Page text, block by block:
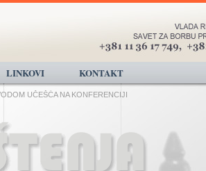
LINKOVI KONTAKT
UČEŠĆA NA KONFERENCIJI